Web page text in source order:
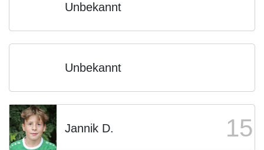
Unbekannt
Unbekannt
Jannik D. 15